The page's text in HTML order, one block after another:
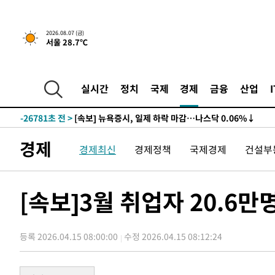
2026.08.07 (금)
서울 28.7℃
실시간 정치 국제 경제 금융 산업
-26781초 전 >
-32215초 전 > 이란, 호르무즈서 "적국 목표물들"과 대치로 남부 케슘
발효
-29081초 전 >
[속보]트럼프, 美 원정출산 금지 행정명령 서명
-26781초 전 >[속보] 뉴욕증시, 일제 하락 마감…나스닥 0.06%↓
례 큰 폭발음
-30930초 전 >
[속보]美, 폴리실리콘 수입 규제…파생제품 15% 관세,
발효
-26781초 전 >[속보] 뉴욕증시, 일제 하락 마감…나스닥 0.06%↓
경제 경제최신 경제정책 국제경제 건설
[속보]3월 취업자 20.6
등록 2026.04.15 08:00:00 수정 2026.04.15 08:12:24